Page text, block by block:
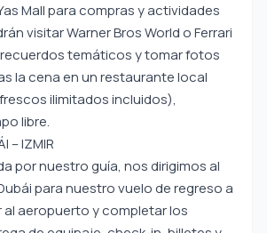
Mall para compras y actividades
visitar Warner Bros World o Ferrari
temáticos y tomar fotos
la cena en un restaurante local
ilimitados incluidos),
libre.
– IZMIR
por nuestro guía, nos dirigimos al
para nuestro vuelo de regreso a
al aeropuerto y completar los